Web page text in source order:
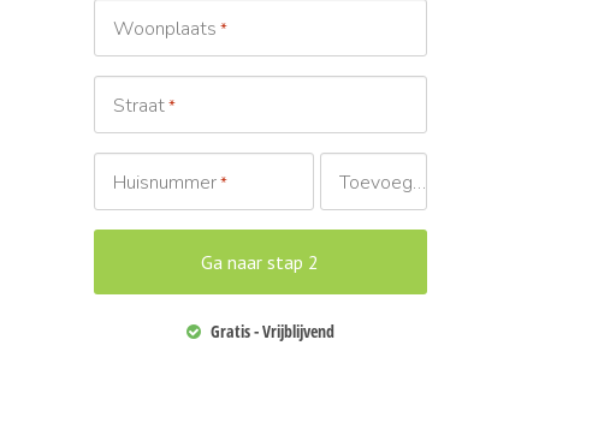
Woonplaats *
Straat*
Huisnummer* Toevoeging
Gratis - Vrijblijvend